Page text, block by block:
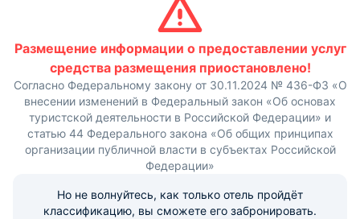
Размещение информации о предоставлении услуг
средства размещения приостановлено!
Согласно Федеральному закону от 30.11.2024 № 436-ФЗ «О
внесении изменений в Федеральный закон «Об основах
туристской деятельности в Российской Федерации» и
статью 44 Федерального закона «Об общих принципах
организации публичной власти в субъектах Российской
Федерации»
Но не волнуйтесь, как только отель пройдёт
классификацию, вы сможете его забронировать.